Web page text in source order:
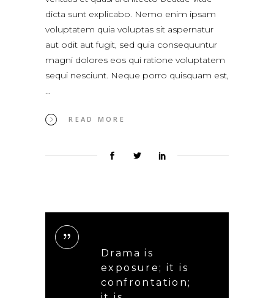
dicta sunt explicabo. Nemo enim ipsam
voluptatem quia voluptas sit aspernatur
aut odit aut fugit, sed quia consequuntur
magni dolores eos qui ratione voluptatem
sequi nesciunt. Neque porro quisquam est,
READ MORE
Drama is
exposure; it is
confrontation;